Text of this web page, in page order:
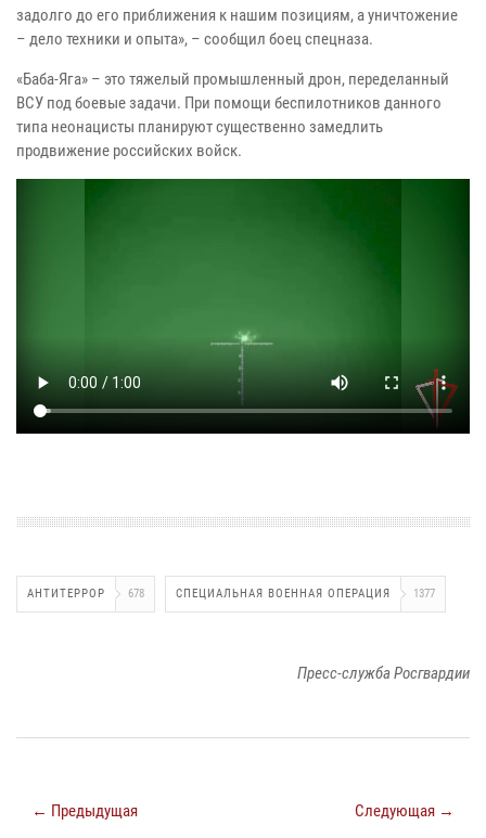
задолго до его приближения к нашим позициям, а уничтожение
– дело техники и опыта», – сообщил боец спецназа.
«Баба-Яга» – это тяжелый промышленный дрон, переделанный
ВСУ под боевые задачи. При помощи беспилотников данного
типа неонацисты планируют существенно замедлить
продвижение российских войск.
АНТИТЕРРОР 678 СПЕЦИАЛЬНАЯ ВОЕННАЯ ОПЕРАЦИЯ 1377
Пресс-служба Росгвардии
← Предыдущая Следующая →